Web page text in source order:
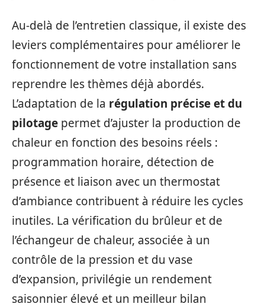
Au-delà de l’entretien classique, il existe des
leviers complémentaires pour améliorer le
fonctionnement de votre installation sans
reprendre les thèmes déjà abordés.
L’adaptation de la régulation précise et du
pilotage permet d’ajuster la production de
chaleur en fonction des besoins réels :
programmation horaire, détection de
présence et liaison avec un thermostat
d’ambiance contribuent à réduire les cycles
inutiles. La vérification du brûleur et de
l’échangeur de chaleur, associée à un
contrôle de la pression et du vase
d’expansion, privilégie un rendement
saisonnier élevé et un meilleur bilan